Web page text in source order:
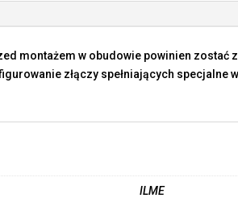
montażem w obudowie powinien zostać
złączy spełniających specjalne
ILME